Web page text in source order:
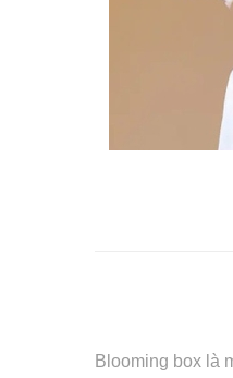
Blooming box là